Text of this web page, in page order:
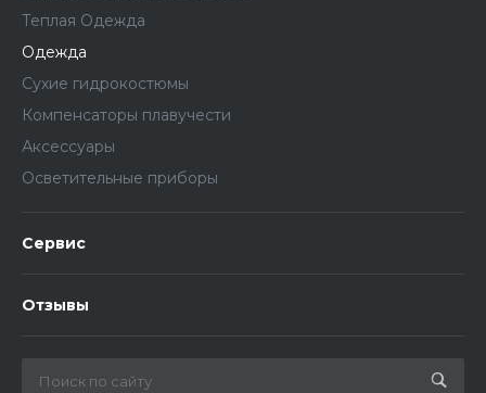
Теплая Одежда
Одежда
Сухие гидрокостюмы
Компенсаторы плавучести
Аксессуары
Осветительные приборы
Сервис
Отзывы